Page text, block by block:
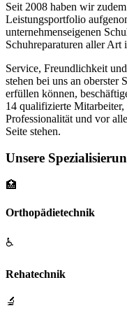
Seit 2008 haben wir
Leistungsportfolio
unternehmenseigenen
Schuhreparaturen aller
Service, Freundlichkeit
stehen bei uns an oberster
erfüllen können,
14 qualifizierte
Professionalität und vor
Seite stehen.
Unsere
🏥
Orthopädietechnik
♿
Rehatechnik
🔬